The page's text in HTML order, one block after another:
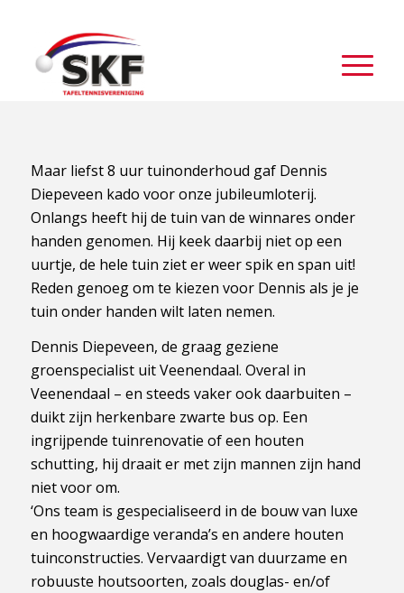
Maar liefst 8 uur tuinonderhoud gaf Dennis
Diepeveen kado voor onze jubileumloterij.
Onlangs heeft hij de tuin van de winnares onder
handen genomen. Hij keek daarbij niet op een
uurtje, de hele tuin ziet er weer spik en span uit!
Reden genoeg om te kiezen voor Dennis als je je
tuin onder handen wilt laten nemen.
Dennis Diepeveen, de graag geziene
groenspecialist uit Veenendaal. Overal in
Veenendaal – en steeds vaker ook daarbuiten –
duikt zijn herkenbare zwarte bus op. Een
ingrijpende tuinrenovatie of een houten
schutting, hij draait er met zijn mannen zijn hand
niet voor om.
‘Ons team is gespecialiseerd in de bouw van luxe
en hoogwaardige veranda’s en andere houten
tuinconstructies. Vervaardigt van duurzame en
robuuste houtsoorten, zoals douglas- en/of